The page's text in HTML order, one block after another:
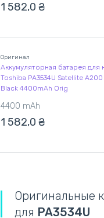
1 582,0 ₴
Оригинал
Аккумуляторная батарея для
Toshiba PA3534U Satellite A200
Black 4400mAh Orig
4400 mAh
1 582,0 ₴
Оригинальные
для PA3534U